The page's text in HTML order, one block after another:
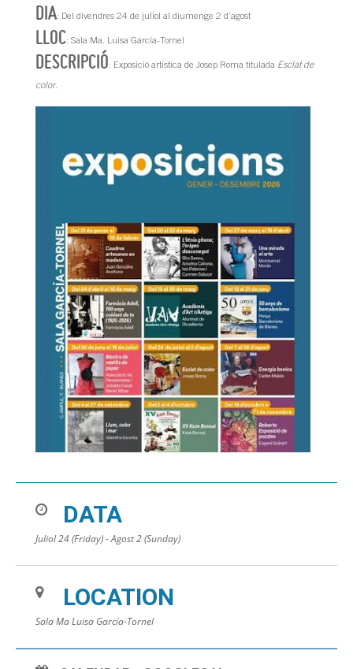
DIA: Del divendres 24 de juliol al diumenge 2 d’agost
LLOC: Sala Ma. Luisa García-Tornel
DESCRIPCIÓ: Exposició artística de Josep Roma titulada Esclat de
color.
DATA
Juliol 24 (Friday) - Agost 2 (Sunday)
LOCATION
Sala Ma Luisa García-Tornel